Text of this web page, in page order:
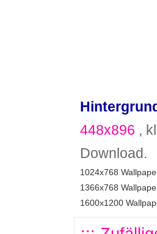
448x896 ,
Download.
1024x768
1366x768
1600x1200